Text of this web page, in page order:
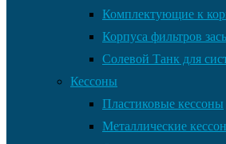
Комплектующие к
Корпуса фильтров
Солевой Танк для
Кессоны
Пластиковые кессоны
Металлические